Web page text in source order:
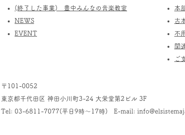
(終了した事業) ​豊中みんなの音楽教室
​NEWS
​EVENT
本
古
不
関
ご
〒101-0052
東京都千代田区 神田小川町3-24 大栄堂第2ビル 3F
Tel: 03-6811-7077(平日9時～17時) E-mail: